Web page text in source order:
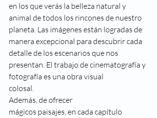
en los que verás la belleza natural y
animal de todos los rincones de nuestro
planeta. Las imágenes están logradas de
manera excepcional para descubrir cada
detalle de los escenarios que nos
presentan. El trabajo de cinematografía y
fotografía es una obra visual
colosal.
Además, de ofrecer
mágicos paisajes, en cada capítulo